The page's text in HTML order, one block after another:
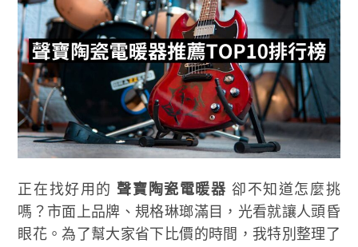
正在找好用的 聲寶陶瓷電暖器 卻不知道怎麼挑
嗎？市面上品牌、規格琳瑯滿目，光看就讓人頭昏
眼花。為了幫大家省下比價的時間，我特別整理了